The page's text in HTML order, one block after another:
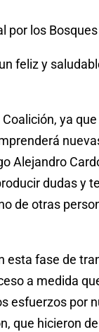
por los Bosques
feliz y
ya
Alejandro
dudas y
de otras
esta fase de
a medida
esfuerzos por
que hicieron